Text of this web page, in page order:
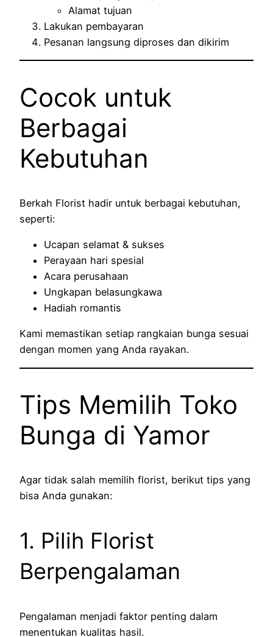
Alamat tujuan
Lakukan pembayaran
Pesanan langsung diproses dan dikirim
Cocok untuk
Berbagai
Kebutuhan
Berkah Florist hadir untuk berbagai kebutuhan,
seperti:
Ucapan selamat & sukses
Perayaan hari spesial
Acara perusahaan
Ungkapan belasungkawa
Hadiah romantis
Kami memastikan setiap rangkaian bunga sesuai
dengan momen yang Anda rayakan.
Tips Memilih Toko
Bunga di Yamor
Agar tidak salah memilih florist, berikut tips yang
bisa Anda gunakan:
1. Pilih Florist
Berpengalaman
Pengalaman menjadi faktor penting dalam
menentukan kualitas hasil.